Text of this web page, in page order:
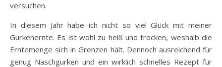
versuchen.
In diesem Jahr habe ich nicht so viel Glück mit meiner
Gurkenernte. Es ist wohl zu heiß und trocken, weshalb die
Erntemenge sich in Grenzen hält. Dennoch ausreichend für
genug Naschgurken und ein wirklich schnelles Rezept für